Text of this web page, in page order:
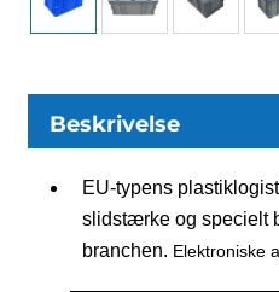
Beskrivelse
EU-typens
slidstærke og specielt
branchen. Elektroniske